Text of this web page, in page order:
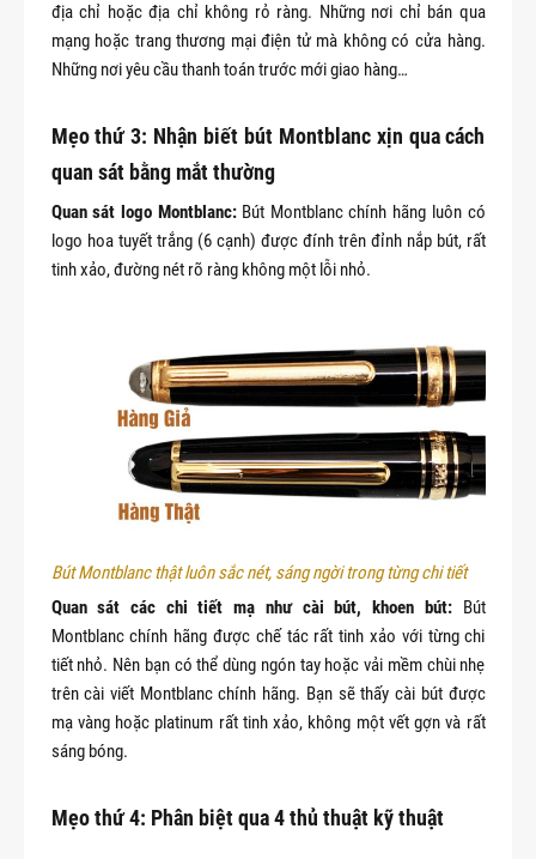
địa chỉ hoặc địa chỉ không rỏ ràng. Những nơi chỉ bán qua
mạng hoặc trang thương mại điện tử mà không có cửa hàng.
Những nơi yêu cầu thanh toán trước mới giao hàng…
Mẹo thứ 3: Nhận biết bút Montblanc xịn qua cách
quan sát bằng mắt thường
Quan sát logo Montblanc:Bút Montblanc chính hãng luôn có
logo hoa tuyết trắng (6 cạnh) được đính trên đỉnh nắp bút, rất
tinh xảo, đường nét rõ ràng không một lỗi nhỏ.
Bút Montblanc thật luôn sắc nét, sáng ngời trong từng chi tiết
Quan sát các chi tiết mạ như cài bút, khoen bút:Bút
Montblanc chính hãng được chế tác rất tinh xảo với từng chi
tiết nhỏ. Nên bạn có thể dùng ngón tay hoặc vải mềm chùi nhẹ
trên cài viết Montblanc chính hãng. Bạn sẽ thấy cài bút được
mạ vàng hoặc platinum rất tinh xảo, không một vết gợn và rất
sáng bóng.
Mẹo thứ 4: Phân biệt qua 4 thủ thuật kỹ thuật